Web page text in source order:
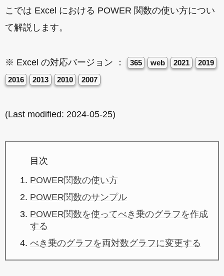
こでは Excel における POWER 関数の使い方につい
て解説します。
※ Excel の対応バージョン ： 365 web 2021
2019
2016
2013 2010 2007
(Last modified: 2024-05-25)
目次
POWER関数の使い方
POWER関数のサンプル
POWER関数を使ってべき乗のグラフを作成
する
べき乗のグラフを両対数グラフに変更する